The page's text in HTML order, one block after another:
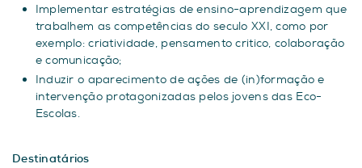
Implementar estratégias de ensino-aprendizagem que
trabalhem as competências do seculo XXI, como por
exemplo: criatividade, pensamento critico, colaboração
e comunicação;
Induzir o aparecimento de ações de (in)formação e
intervenção protagonizadas pelos jovens das Eco-
Escolas.
Destinatários